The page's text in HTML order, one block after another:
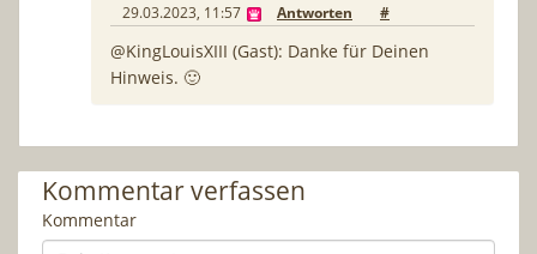
29.03.2023, 11:57 Antworten #
@KingLouisXIII (Gast): Danke für Deinen
Hinweis. 🙂
Kommentar verfassen
Kommentar